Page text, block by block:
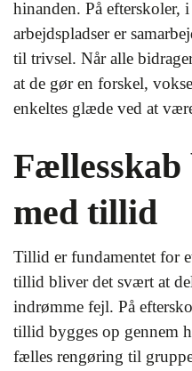
hinanden. På efterskoler,
arbejdspladser er
til trivsel. Når alle
at de gør en forskel,
enkeltes glæde ved at
Fællesskab
med tillid
Tillid er fundamentet for
tillid bliver det svært at
indrømme fejl. På
tillid bygges op gennem
fælles rengøring til